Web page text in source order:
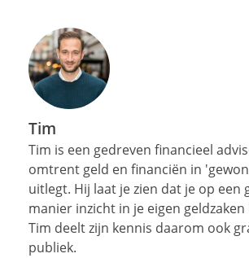
Tim
Tim is een gedreven financieel
omtrent geld en financiën in
uitlegt. Hij laat je zien dat je op een
manier inzicht in je eigen
Tim deelt zijn kennis daarom ook
publiek.